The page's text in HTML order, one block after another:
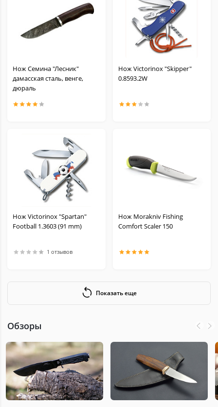
Нож Семина "Лесник"
дамасская сталь, венге,
дюраль
Нож Victorinox "Skipper"
0.8593.2W
Нож Victorinox "Spartan"
Football 1.3603 (91 mm)
1 отзывов
Нож Morakniv Fishing
Comfort Scaler 150
Показать еще
Обзоры